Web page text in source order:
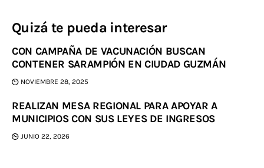
Quizá te pueda interesar
CON CAMPAÑA DE VACUNACIÓN BUSCAN
CONTENER SARAMPIÓN EN CIUDAD GUZMÁN
NOVIEMBRE 28, 2025
REALIZAN MESA REGIONAL PARA APOYAR A
MUNICIPIOS CON SUS LEYES DE INGRESOS
JUNIO 22, 2026